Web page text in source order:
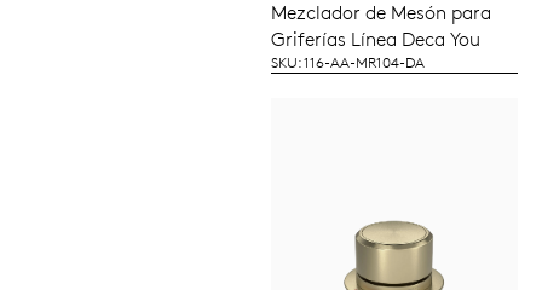
LEER MÁS
Mezclador de Mesón para
Griferías Línea Deca You
SKU: 116-AA-MR104-DA